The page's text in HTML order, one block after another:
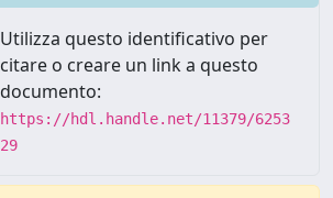
Utilizza questo identificativo per
citare o creare un link a questo
documento:
https://hdl.handle.net/11379/6253
29